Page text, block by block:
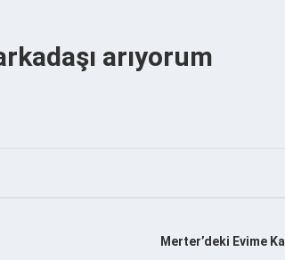
arıyorum
Merter’deki Evime